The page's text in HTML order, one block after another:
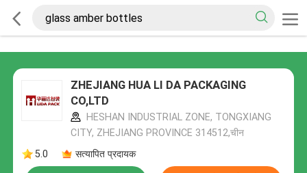
ZHEJIANG HUA LI DA PACKAGING
CO,LTD
HESHAN INDUSTRIAL ZONE, TONGXIANG
CITY, ZHEJIANG PROVINCE 314512,चीन
5.0
सत्यापित प्रदायक